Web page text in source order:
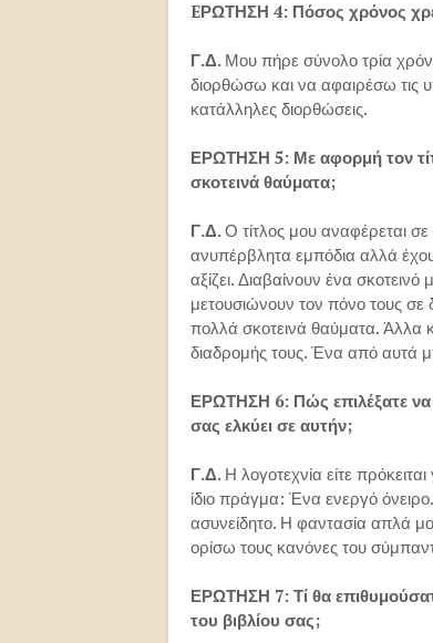
EΡΩΤΗΣΗ 4: Πόσος χρόνος
Γ.Δ. Μου πήρε σύνολο τρία
διορθώσω και να αφαιρέσω τις
κατάλληλες διορθώσεις.
ΕΡΩΤΗΣΗ 5: Με αφορμή τον
σκοτεινά θαύματα;
Γ.Δ.Ο τίτλος μου αναφέρεται
ανυπέρβλητα εμπόδια αλλά
αξίζει. Διαβαίνουν ένα
μετουσιώνουν τον πόνο τους
πολλά σκοτεινά θαύματα. Άλλα
διαδρομής τους. Ένα από αυτά
ΕΡΩΤΗΣΗ 6: Πώς επιλέξατε να
σας ελκύει σε αυτήν;
Γ.Δ. Η λογοτεχνία είτε
ίδιο πράγμα: Ένα ενεργό
ασυνείδητο. Η φαντασία απλά
ορίσω τους κανόνες του
ΕΡΩΤΗΣΗ 7: Τί θα
του βιβλίου σας;